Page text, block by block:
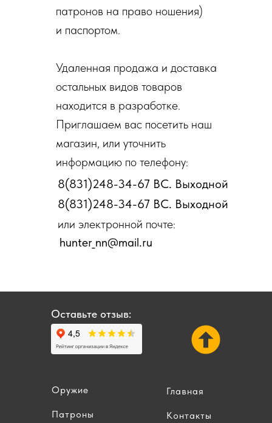
патронов на право ношения)
и паспортом.
Удаленная продажа и доставка
остальных видов товаров
находится в разработке.
Приглашаем вас посетить наш
магазин, или уточнить
информацию по телефону:
8(831)248-34-67 ВС. Выходной
8(831)248-34-67 ВС. Выходной
или электронной почте:
hunter_nn@mail.ru
Оставьте отзыв:
Оружие
Патроны
Главная
Контакты